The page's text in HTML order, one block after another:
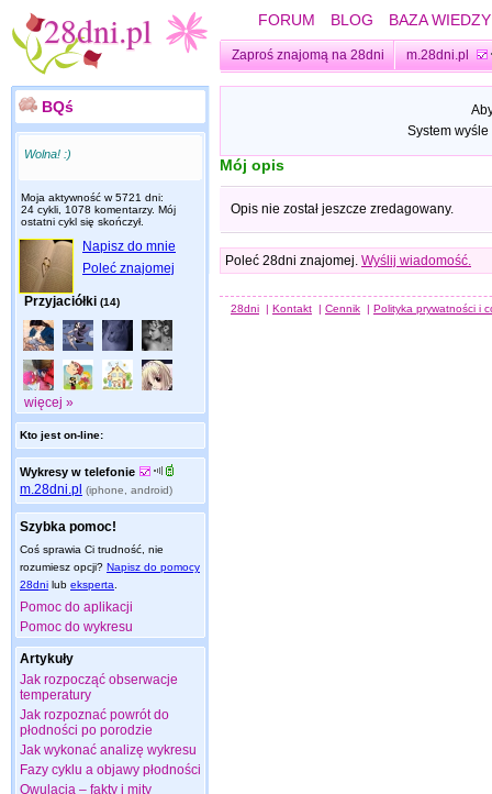
FORUM BLOG BAZA WIEDZY
Zaproś znajomą na 28dni m.28dni.pl
BQś
Wolna! :)
Moja aktywność w 5721 dni:
24 cykli, 1078 komentarzy. Mój
ostatni cykl się skończył.
Napisz do mnie
Poleć znajomej
Przyjaciółki (14)
więcej »
Kto jest on-line:
Wykresy w telefonie
m.28dni.pl (iphone, android)
Szybka pomoc!
Coś sprawia Ci trudność, nie
rozumiesz opcji? Napisz do pomocy
28dni lub eksperta
Pomoc do aplikacji
Pomoc do wykresu
Artykuły
Jak rozpocząć obserwacje
temperatury
Jak rozpoznać powrót do
płodności po porodzie
Jak wykonać analizę wykresu
Fazy cyklu a objawy płodności
Owulacja – fakty i mity
System
Mój opis
Opis nie został jeszcze zredagowany.
Poleć 28dni znajomej. Wyślij wiadomość.
28dni | Kontakt | Cennik | Polityka prywatności i